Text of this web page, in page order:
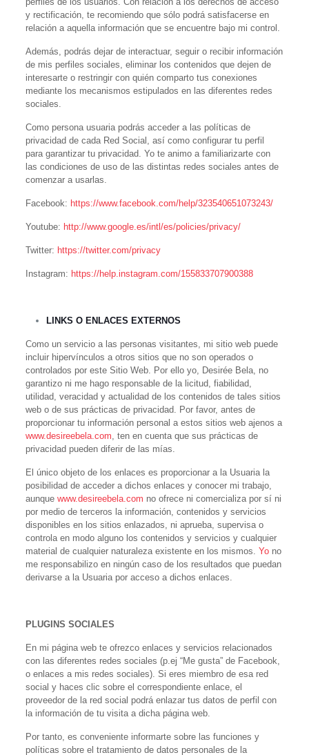
y rectificación, te recomiendo que sólo podrá satisfacerse en
relación a aquella información que se encuentre bajo mi control.
Además, podrás dejar de interactuar, seguir o recibir información
de mis perfiles sociales, eliminar los contenidos que dejen de
interesarte o restringir con quién comparto tus conexiones
mediante los mecanismos estipulados en las diferentes redes
sociales.
Como persona usuaria podrás acceder a las políticas de
privacidad de cada Red Social, así como configurar tu perfil
para garantizar tu privacidad. Yo te animo a familiarizarte con
las condiciones de uso de las distintas redes sociales antes de
comenzar a usarlas.
Facebook: https://www.facebook.com/help/323540651073243/
Youtube: http://www.google.es/intl/es/policies/privacy/
Twitter: https://twitter.com/privacy
Instagram: https://help.instagram.com/155833707900388
LINKS O ENLACES EXTERNOS
Como un servicio a las personas visitantes, mi sitio web puede
incluir hipervínculos a otros sitios que no son operados o
controlados por este Sitio Web. Por ello yo, Desirée Bela, no
garantizo ni me hago responsable de la licitud, fiabilidad,
utilidad, veracidad y actualidad de los contenidos de tales sitios
web o de sus prácticas de privacidad. Por favor, antes de
proporcionar tu información personal a estos sitios web ajenos a
www.desireebela.com, ten en cuenta que sus prácticas de
privacidad pueden diferir de las mías.
El único objeto de los enlaces es proporcionar a la Usuaria la
posibilidad de acceder a dichos enlaces y conocer mi trabajo,
aunque www.desireebela.com no ofrece ni comercializa por sí ni
por medio de terceros la información, contenidos y servicios
disponibles en los sitios enlazados, ni aprueba, supervisa o
controla en modo alguno los contenidos y servicios y cualquier
material de cualquier naturaleza existente en los mismos. Yono
me responsabilizo en ningún caso de los resultados que puedan
derivarse a la Usuaria por acceso a dichos enlaces.
PLUGINS SOCIALES
En mi página web te ofrezco enlaces y servicios relacionados
con las diferentes redes sociales (p.ej “Me gusta” de Facebook,
o enlaces a mis redes sociales). Si eres miembro de esa red
social y haces clic sobre el correspondiente enlace, el
proveedor de la red social podrá enlazar tus datos de perfil con
la información de tu visita a dicha página web.
Por tanto, es conveniente informarte sobre las funciones y
políticas sobre el tratamiento de datos personales de la